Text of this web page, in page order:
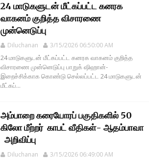
24 மாடுகளுடன் மீட்கப்பட்ட கனரக
வாகனம் குறித்த விசாரணை
முன்னெடுப்பு
Diluchanan 3/15/2026 06:50:00 AM
24 மாடுகளுடன் மீட்கப்பட்ட கனரக வாகனம் குறித்த
விசாரணை முன்னெடுப்பு பாறுக் ஷிஹான்-
இறைச்சிக்காக கொண்டு செல்லப்பட்ட 24 மாடுகளுடன்
மீட்கப்...
அம்பாறை கரையோரப் பகுதிகளில் 50
கிலோ மீற்றர் காபட் வீதிகள்- ஆதம்பாவா
அறிவிப்பு
Diluchanan 3/15/2026 06:49:00 AM